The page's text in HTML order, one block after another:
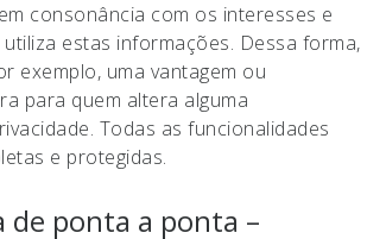
consonância com os interesses e
estas informações. Dessa forma,
exemplo, uma vantagem ou
para quem altera alguma
Todas as funcionalidades
e protegidas.
de ponta a ponta –